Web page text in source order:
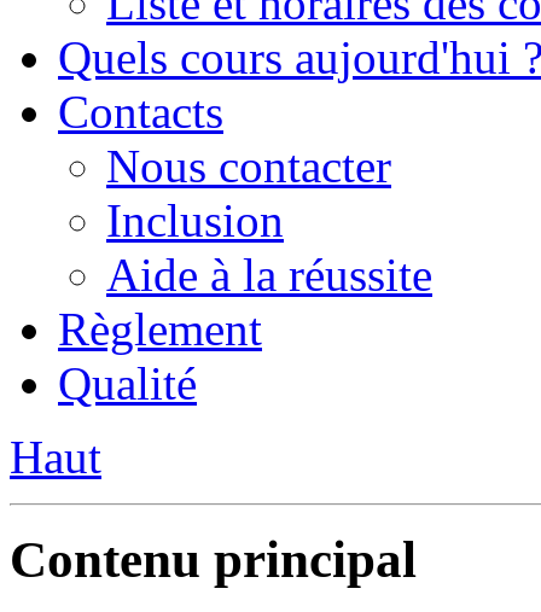
Quels cours aujourd'hui
Contacts
Nous contacter
Inclusion
Aide à la réussite
Règlement
Qualité
Haut
Contenu principal